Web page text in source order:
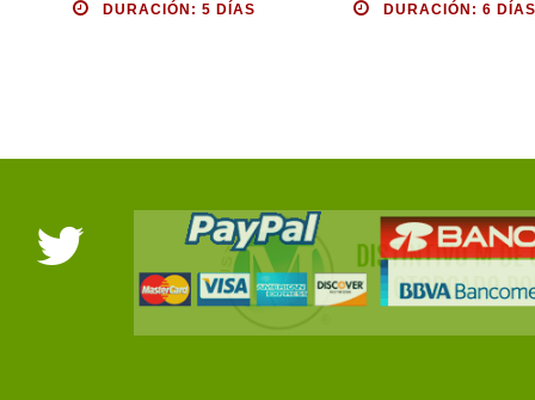
DURACIÓN: 5 DÍAS
DURACIÓN: 6 DÍAS